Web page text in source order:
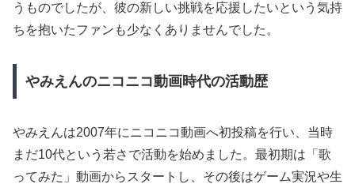
うものでしたが、彼の新しい挑戦を応援したいという気持
ちを抱いたファンも少なくありませんでした。
やみえんのニコニコ動画時代の活動歴
やみえんは2007年にニコニコ動画へ初投稿を行い、当時
まだ10代という若さで活動を始めました。最初期は「歌
ってみた」動画からスタートし、その後はゲーム実況や生